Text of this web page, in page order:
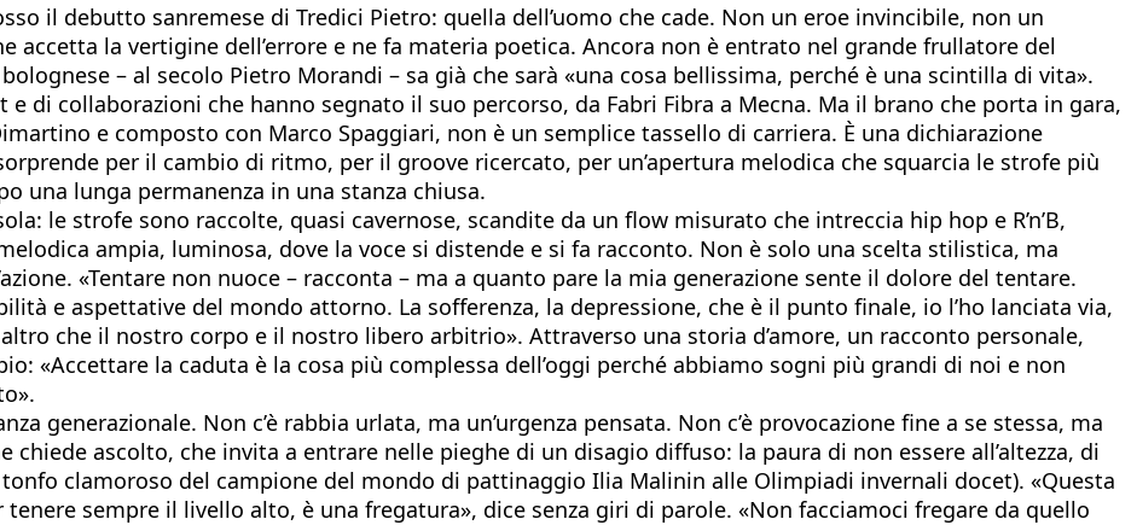
il debutto sanremese di Tredici Pietro: quella dell’uomo che cade. Non un eroe invincibile, non un
accetta la vertigine dell’errore e ne fa materia poetica. Ancora non è entrato nel grande frullatore del
– al secolo Pietro Morandi – sa già che sarà «una cosa bellissima, perché è una scintilla di vita».
di collaborazioni che hanno segnato il suo percorso, da Fabri Fibra a Mecna. Ma il brano che porta in gara,
e composto con Marco Spaggiari, non è un semplice tassello di carriera. È una dichiarazione
per il cambio di ritmo, per il groove ricercato, per un’apertura melodica che squarcia le strofe più
una lunga permanenza in una stanza chiusa.
le strofe sono raccolte, quasi cavernose, scandite da un flow misurato che intreccia hip hop e R’n’B,
ampia, luminosa, dove la voce si distende e si fa racconto. Non è solo una scelta stilistica, ma
«Tentare non nuoce – racconta – ma a quanto pare la mia generazione sente il dolore del tentare.
e aspettative del mondo attorno. La sofferenza, la depressione, che è il punto finale, io l’ho lanciata via,
che il nostro corpo e il nostro libero arbitrio». Attraverso una storia d’amore, un racconto personale,
«Accettare la caduta è la cosa più complessa dell’oggi perché abbiamo sogni più grandi di noi e non
generazionale. Non c’è rabbia urlata, ma un’urgenza pensata. Non c’è provocazione fine a se stessa, ma
chiede ascolto, che invita a entrare nelle pieghe di un disagio diffuso: la paura di non essere all’altezza, di
clamoroso del campione del mondo di pattinaggio Ilia Malinin alle Olimpiadi invernali docet). «Questa
sempre il livello alto, è una fregatura», dice senza giri di parole. «Non facciamoci fregare da quello